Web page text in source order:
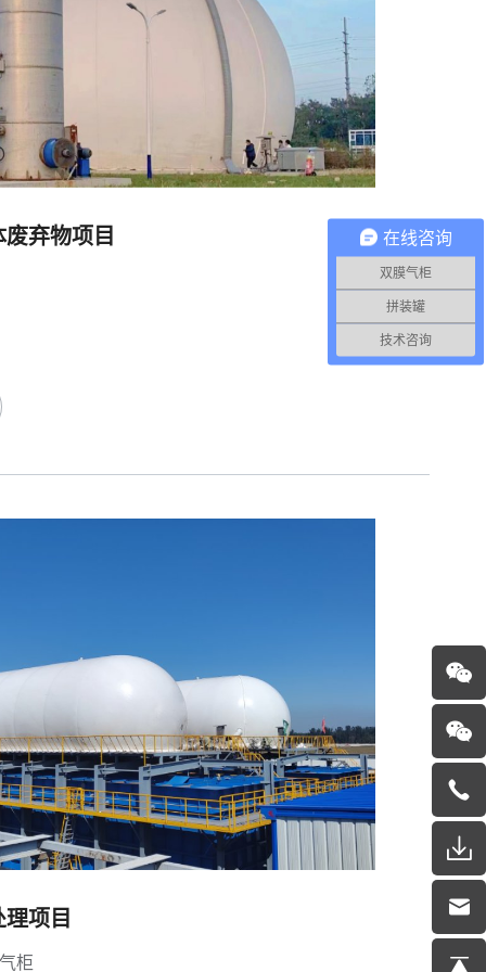
弃物项目
项目
柜
在线咨询
双膜气柜
拼装罐
技术咨询